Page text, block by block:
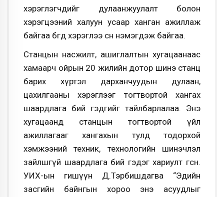
хэрэглэгчдийг дулаанжуулалт болон
хэрэгцээний халуун усаар ханган ажиллаж
байгаа бөгөөд хэрэглээ өсөн нэмэгдэж байгаа.
Станцын насжилт, ашиглалтын хугацаанаас
хамаарч ойрын 20 жилийн дотор шинэ станц
барих хүртэл дарханчуудын дулаан,
цахилгааны хэрэглээг тогтвортой хангах
шаардлага бий гэдгийг тайлбарлалаа. Энэ
хугацаанд станцын тогтвортой үйл
ажиллагааг хангахын тулд тодорхой
хэмжээний техник, технологийн шинэчлэл
зайлшгүй шаардлага бий гэдэг хариулт өгсөн.
УИХ-ын гишүүн Д.Тэрбишдагва “Эдийн
засгийн байнгын хороо энэ асуудлыг